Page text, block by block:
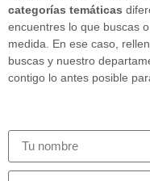
categorías temáticas
encuentres lo que buscas
medida. En ese caso,
buscas y nuestro
contigo lo antes posible